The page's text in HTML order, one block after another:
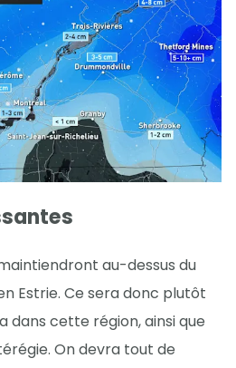
au-dessus du
Estrie. Ce sera donc plutôt
dans cette région, ainsi que
On devra tout de